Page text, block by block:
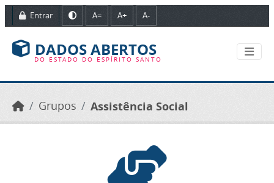
Ir para o conteúdo principal
Entrar A= A+ A-
DADOS ABERTOS
DO ESTADO DO ESPÍRITO SANTO
Grupos Assistência Social